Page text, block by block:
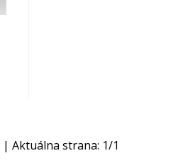
| Aktuálna strana: 1/1